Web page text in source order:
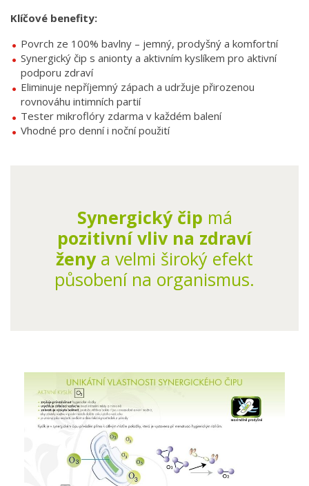
Klíčové benefity:
Povrch ze 100% bavlny – jemný, prodyšný a komfortní
Synergický čip s anionty a aktivním kyslíkem pro aktivní
podporu zdraví
Eliminuje nepříjemný zápach a udržuje přirozenou
rovnováhu intimních partií
Tester mikroflóry zdarma v každém balení
Vhodné pro denní i noční použití
Synergický čip má
pozitivní vliv na zdraví
ženya velmi široký efekt
působení na organismus.